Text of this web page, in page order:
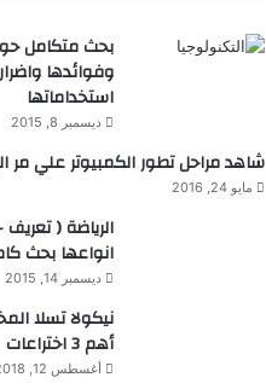
بحث متكامل
وفوائدها
استخداماتها
ديسمبر 8, 2015
شاهد مراحل تطور الكمبيوتر علي مر
مايو 24, 2016
الرياضة (
انواعها بحث
ديسمبر 14, 2015
نيكولا تسلا
أهم 3 اختراعات
أغسطس 12, 2018